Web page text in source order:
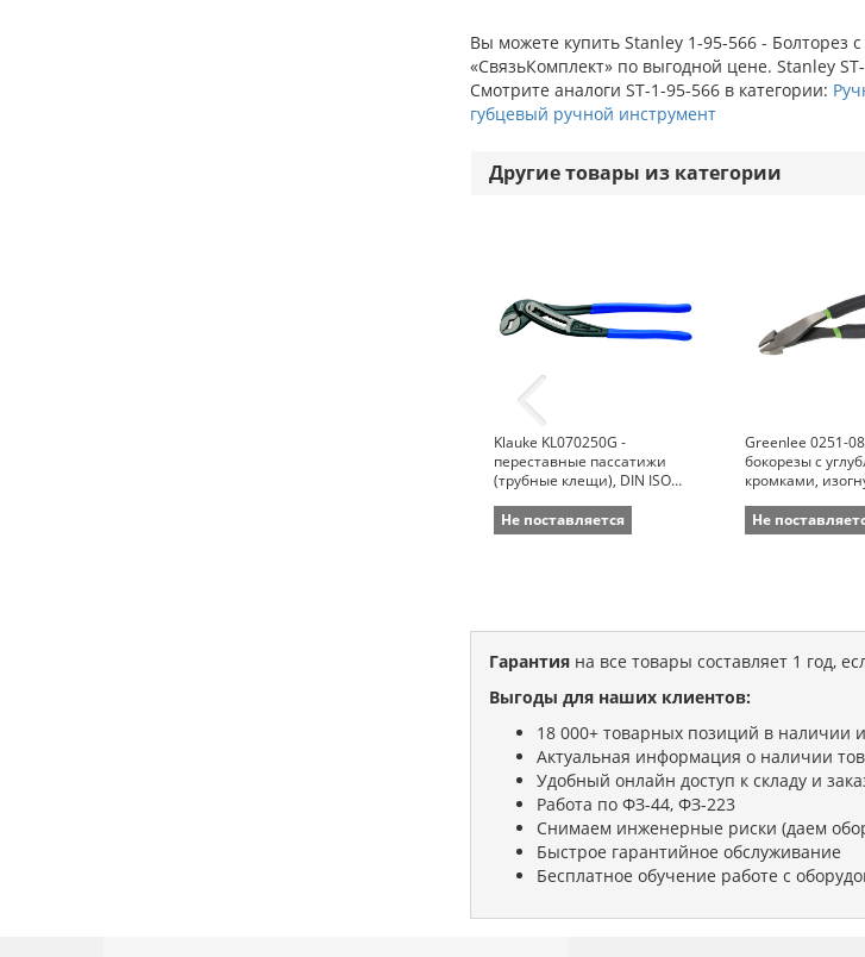
Вы можете купить Stanley 1-95-566 -
«СвязьКомплект» по выгодной цене. Stanley
Смотрите аналоги ST-1-95-566 в категории:
губцевый ручной инструмент
Другие товары из категории
Klauke KL070250G -
переставные пассатижи
(трубные клещи), DIN ISO
мм)
Не поставляется
Greenlee 0251-
бокорезы с
кромками,
Не
Гарантияна все товары составляет 1 год,
Выгоды для наших клиентов:
18 000+ товарных позиций в наличии
Актуальная информация о наличии
Удобный онлайн доступ к складу и
Работа по ФЗ-44, ФЗ-223
Снимаем инженерные риски (даем
Быстрое гарантийное обслуживание
Бесплатное обучение работе с